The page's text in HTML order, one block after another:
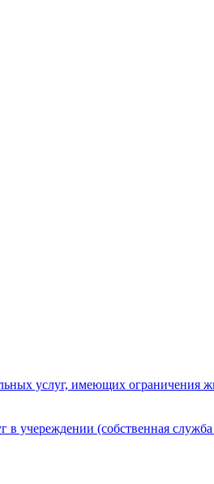
услуг, имеющих ограничения
учереждении (собственная